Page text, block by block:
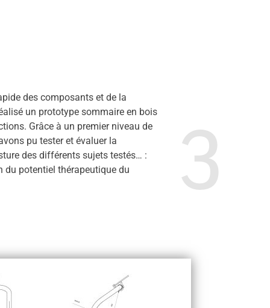
des composants et de la
un prototype sommaire en bois
Grâce à un premier niveau de
pu tester et évaluer la
des différents sujets testés… :
du potentiel thérapeutique du
3